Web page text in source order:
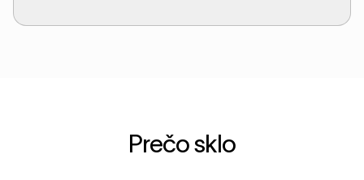
Prečo sklo